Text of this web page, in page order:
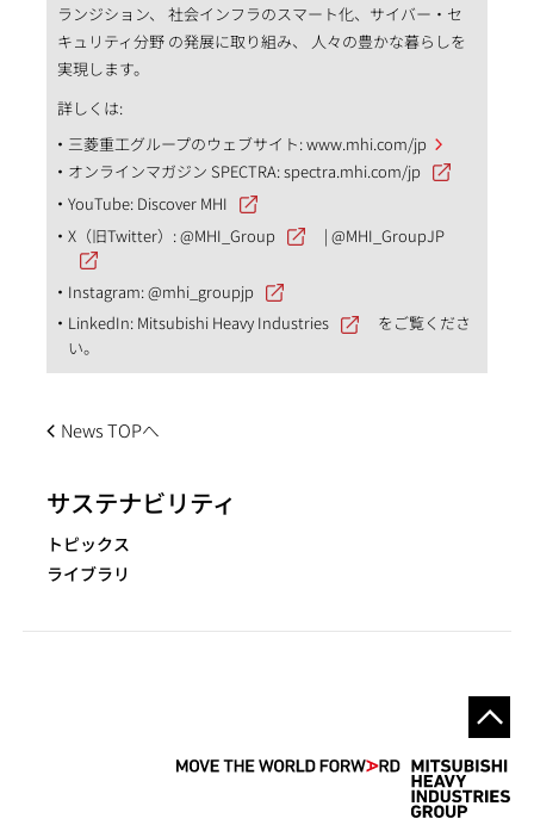
ランジション、 社会インフラのスマート化、サイバー・セ
キュリティ分野 の発展に取り組み、 人々の豊かな暮らしを
実現します。
詳しくは:
三菱重工グループのウェブサイト:www.mhi.com/jp
オンラインマガジン SPECTRA:spectra.mhi.com/jp
YouTube: Discover MHI
X（旧Twitter）:@MHI_Group |@MHI_GroupJP
Instagram:@mhi_groupjp
LinkedIn: Mitsubishi Heavy Industries
をご覧くださ
い。
News TOPへ
サステナビリティ
トピックス
ライブラリ